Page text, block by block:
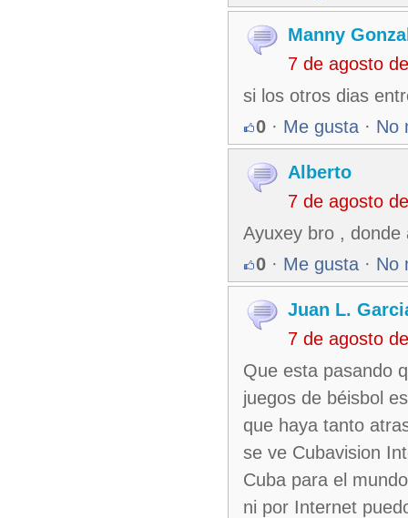
Manny
7 de agosto
si los otros dias
0 · Me gusta · No
Alberto
7 de agosto
Ayuxey bro , donde
0 · Me gusta · No
Juan L.
7 de agosto
Que esta pasando
juegos de béisbol
que haya tanto
se ve Cubavision
Cuba para el
ni por Internet